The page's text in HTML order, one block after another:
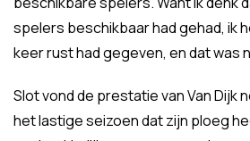
spelers beschikbaar had gehad, ik
keer rust had gegeven, en dat was
Slot vond de prestatie van Van Dijk
het lastige seizoen dat zijn ploeg